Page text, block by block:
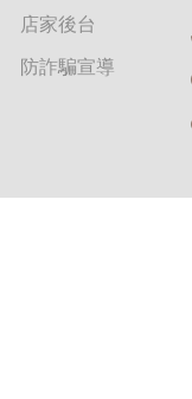
店家後台
防詐騙宣導